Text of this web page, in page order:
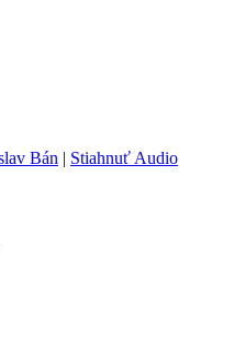
Bán | Stiahnuť Audio